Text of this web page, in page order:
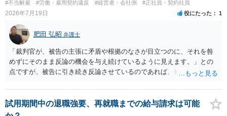
#不当解雇 #労働・雇用契約違反 #経営者・会社側 #正社員・契約社員
2026年7月19日 役にたった 1
肥田 弘昭 弁護士
「裁判官が、被告の主張に矛盾や根拠のなさが目立つのに、それを咎
めずにそのまま反論の機会を与え続けているように見えます。」との
点ですが、被告に引き続き反論させているのであれば、被告の主張が
くしている場合があります。被告がこれ以上ありませんと言えば終わ
るかと思います。ご参考にしてください。
試用期間中の退職強要、再就職までの給与請求は可能